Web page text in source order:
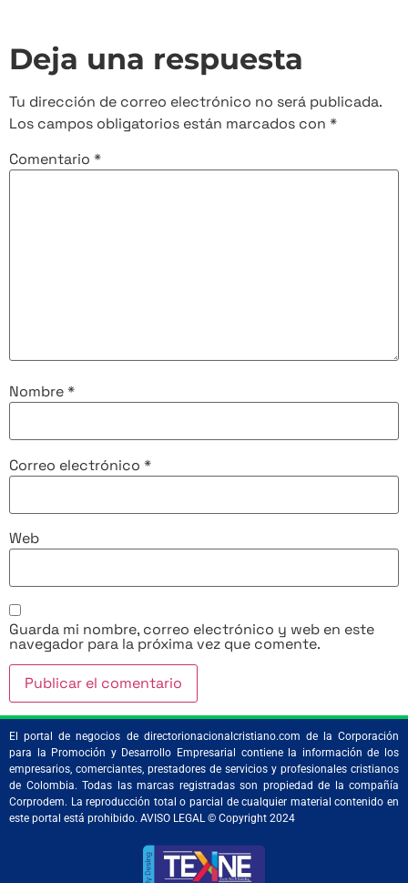
Deja una respuesta
Tu dirección de correo electrónico no será publicada.
Los campos obligatorios están marcados con *
Comentario *
Nombre*
Correo electrónico *
Web
Guarda mi nombre, correo electrónico y web en este
navegador para la próxima vez que comente.
El portal de negocios de directorionacionalcristiano.com de la Corporación
para la Promoción y Desarrollo Empresarial contiene la información de los
empresarios, comerciantes, prestadores de servicios y profesionales cristianos
de Colombia. Todas las marcas registradas son propiedad de la compañía
Corprodem. La reproducción total o parcial de cualquier material contenido en
este portal está prohibido. AVISO LEGAL © Copyright 2024